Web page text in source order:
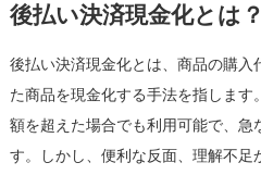
リ
ク
—
口
コ
後払い決済現金化とは？
後払い決済現金化とは、商品の購入
た商品を現金化する手法を指しま
額を超えた場合でも利用可能で、
す。しかし、便利な反面、理解不足